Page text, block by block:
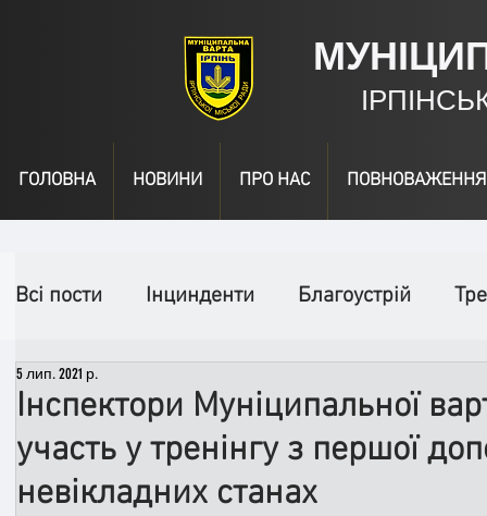
ГОЛОВНА НОВИНИ ПРО НАС ПОВНОВАЖЕННЯ
Всі пости Інцинденти Благоустрій
День народження
Спільні заходи Надзвичайні заходи
Інспектори Муніципальної
участь у тренінгу з першої
невікладних станах
5 лип. 2021 р.